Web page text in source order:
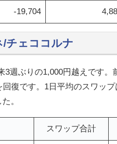
-19,704
チェココルナ
週ぶりの1,000円越えです
復です。1日平均のスワッ
。
スワップ合計